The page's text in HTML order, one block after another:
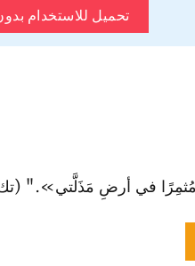
تحميل للاستخدام
في أرضِ مَذَلَّتي»." (تك 41: